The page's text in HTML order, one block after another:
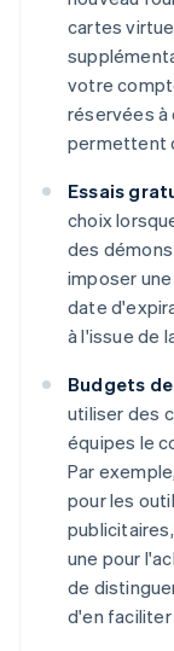
cartes
votre
réservées à
permettent
Essais
choix
des
imposer
date
à l'issue de
Budgets
utiliser des
équipes le
Par
pour les
une pour
de
d'en faciliter